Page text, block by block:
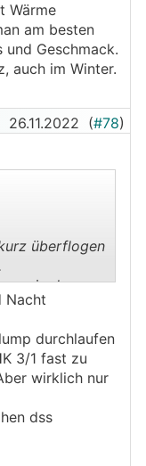
Wärme
am besten
und Geschmack.
auch im Winter.
26.11.2022 (#78)
überflogen
in der
?
Nacht
durchlaufen
3/1 fast zu
wirklich nur
dss